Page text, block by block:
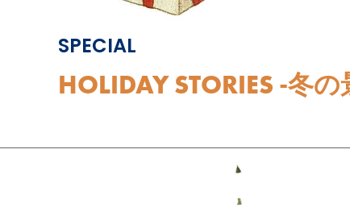
SPECIAL
HOLIDAY STORIES -冬